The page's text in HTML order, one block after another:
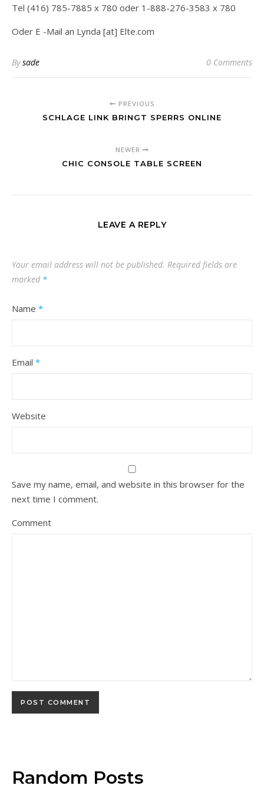
Tel (416) 785-7885 x 780 oder 1-888-276-3583 x 780
Oder E -Mail an Lynda [at] Elte.com
Bysade 0 Comments
PREVIOUS
SCHLAGE LINK BRINGT SPERRS ONLINE
NEWER
CHIC CONSOLE TABLE SCREEN
LEAVE A REPLY
Your email address will not be published. Required fields are
marked *
Name *
Email *
Website
Save my name, email, and website in this browser for the
next time I comment.
Comment
Random Posts